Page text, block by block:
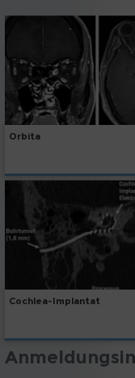
Orbita
Cochlea-Implantat